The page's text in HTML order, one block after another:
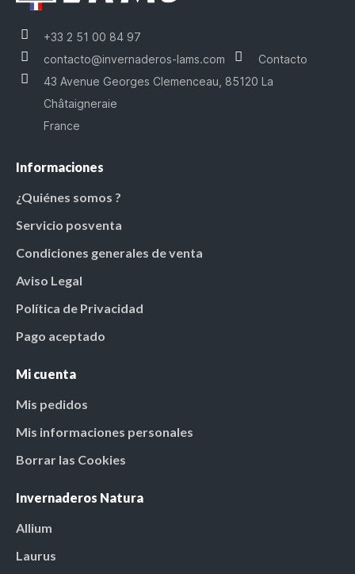
+33 2 51 00 84 97
contacto@invernaderos-lams.com
Contacto
43 Avenue Georges Clemenceau, 85120 La
Châtaigneraie
France
Informaciones
¿Quiénes somos ?
Servicio posventa
Condiciones generales de venta
Aviso Legal
Política de Privacidad
Pago aceptado
Mi cuenta
Mis pedidos
Mis informaciones personales
Borrar las Cookies
Invernaderos Natura
Allium
Laurus